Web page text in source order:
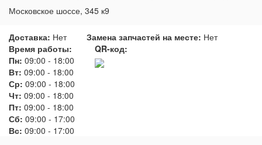
Московское шоссе, 345 к9
Доставка: Нет Замена запчастей на месте: Нет
Время работы:
Пн: 09:00 - 18:00
Вт: 09:00 - 18:00
Ср: 09:00 - 18:00
Чт: 09:00 - 18:00
Пт: 09:00 - 18:00
Сб: 09:00 - 17:00
Вс: 09:00 - 17:00
QR-код: